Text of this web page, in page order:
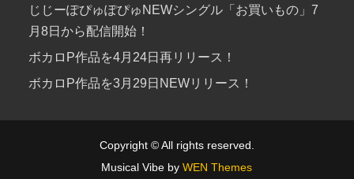
じじーぽぴゅぽぴゅNEWシングル「お買いもの」7
月8日から配信開始！
ボカロP作品を4月24日再リリース！
ボカロP作品を3月29日NEWリリース！
Copyright © All rights reserved.
Musical Vibe byWEN Themes